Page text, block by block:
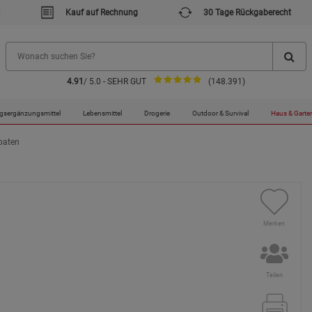
Kauf auf Rechnung 30 Tage Rückgaberecht
4.91 / 5.0 - SEHR GUT (148.391)
Lebensmittel Drogerie Outdoor & Survival Haus &
Merken
Teilen